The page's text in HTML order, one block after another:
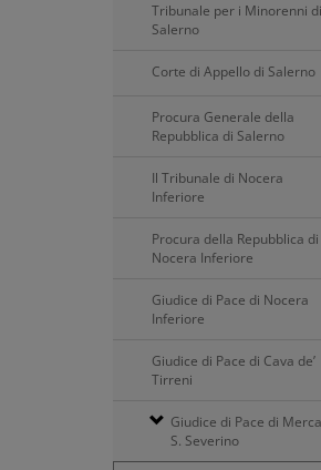
Tribunale per i Minorenni di
Salerno
Corte di Appello di Salerno
Procura Generale della
Repubblica di Salerno
Il Tribunale di Nocera
Inferiore
Procura della Repubblica di
Nocera Inferiore
Giudice di Pace di Nocera
Inferiore
Giudice di Pace di Cava de’
Tirreni
Giudice di Pace di
S. Severino